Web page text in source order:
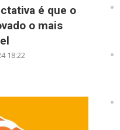
é que o
o mais
18:22